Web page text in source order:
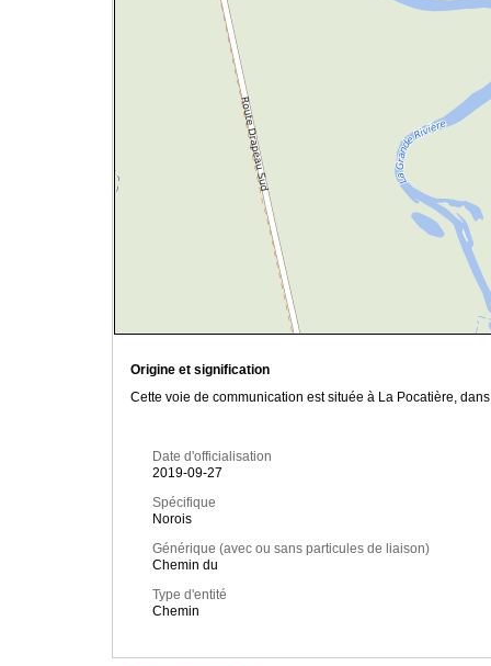
Origine et signification
Cette voie de communication est située à La Pocatière,
Date d'officialisation
2019-09-27
Spécifique
Norois
Générique (avec ou sans particules de liaison)
Chemin du
Type d'entité
Chemin